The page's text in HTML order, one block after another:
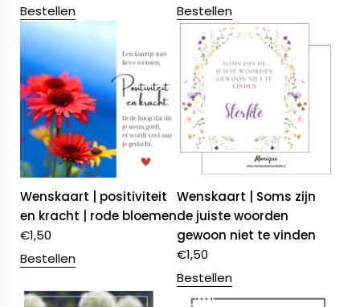
Bestellen
Bestellen
Wenskaart | positiviteit
en kracht | rode bloemen
€1,50
Bestellen
Wenskaart | Soms zijn
de juiste woorden
gewoon niet te vinden
€1,50
Bestellen